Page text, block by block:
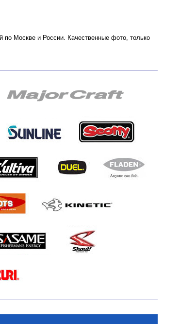
по Москве и России. Качественные фото, только